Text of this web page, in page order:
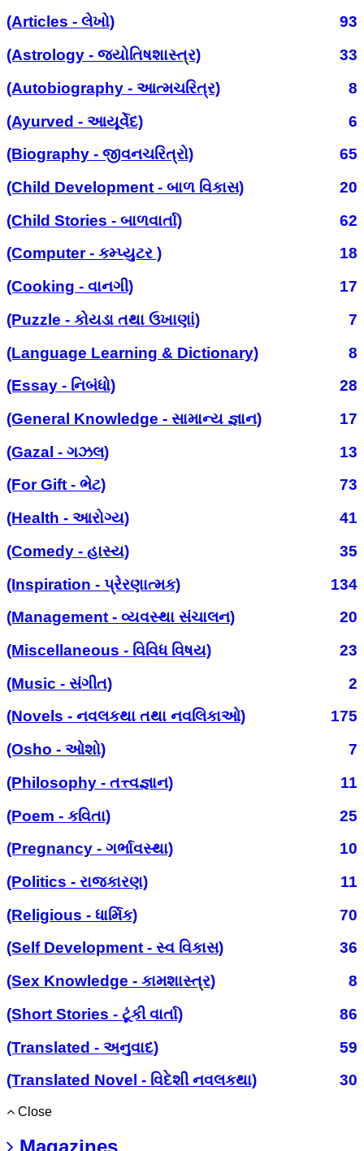
(Articles - લેખો)
93
(Astrology - જ્યોતિષશાસ્ત્ર)
33
(Autobiography - આત્મચરિત્ર)
8
(Ayurved - આયૂર્વેદ)
6
(Biography - જીવનચરિત્રો)
65
(Child Development - બાળ વિકાસ)
20
(Child Stories - બાળવાર્તા)
62
(Computer - કમ્પ્યુટર )
18
(Cooking - વાનગી)
17
(Puzzle - કોયડા તથા ઉખાણાં)
7
(Language Learning & Dictionary)
8
(Essay - નિબંધો)
28
(General Knowledge - સામાન્ય જ્ઞાન)
17
(Gazal - ગઝલ)
13
(For Gift - ભેટ)
73
(Health - આરોગ્ય)
41
(Comedy - હાસ્ય)
35
(Inspiration - પ્રેરણાત્મક)
134
(Management - વ્યવસ્થા સંચાલન)
20
(Miscellaneous - વિવિધ વિષય)
23
(Music - સંગીત)
2
(Novels - નવલકથા તથા નવલિકાઓ)
175
(Osho - ઓશો)
7
(Philosophy - તત્ત્વજ્ઞાન)
11
(Poem - કવિતા)
25
(Pregnancy - ગર્ભાવસ્થા)
10
(Politics - રાજકારણ)
11
(Religious - ધાર્મિક)
70
(Self Development - સ્વ વિકાસ)
36
(Sex Knowledge - કામશાસ્ત્ર)
8
(Short Stories - ટૂંકી વાર્તા)
86
(Translated - અનુવાદ)
59
(Translated Novel - વિદેશી નવલકથા)
30
Close
Magazines